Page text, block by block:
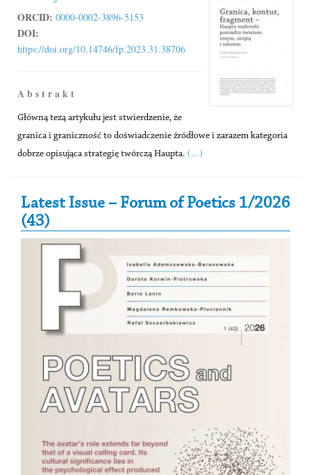
ORCID: 0000-0002-3896-5153
DOI:
https://doi.org/10.14746/fp.2023.31.38706
A b s t r a k t
Główną tezą artykułu jest stwierdzenie, że
granica i graniczność to doświadczenie źródłowe i zarazem kategoria
dobrze opisująca strategię twórczą Haupta. (...)
Secondary Sidebar
Latest Issue – Forum of Poetics 1/2026
(43)